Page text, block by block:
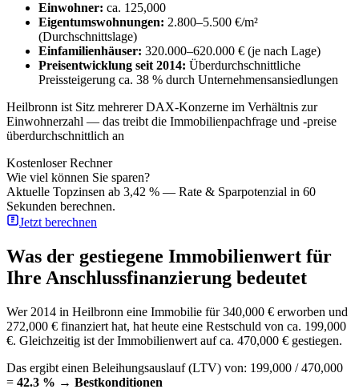
Einwohner: ca. 125,000
Eigentumswohnungen: 2.800–5.500 €/m²
(Durchschnittslage)
Einfamilienhäuser: 320.000–620.000 € (je nach Lage)
Preisentwicklung seit 2014: Überdurchschnittliche
Preissteigerung ca. 38 % durch Unternehmensansiedlungen
Heilbronn ist Sitz mehrerer DAX-Konzerne im Verhältnis zur
Einwohnerzahl — das treibt die Immobilienpachfrage und -preise
überdurchschnittlich an
Kostenloser Rechner
Wie viel können Sie sparen?
Aktuelle Topzinsen ab 3,42 % — Rate & Sparpotenzial in 60
Sekunden berechnen.
Jetzt berechnen
Was der gestiegene Immobilienwert für
Ihre Anschlussfinanzierung bedeutet
Wer 2014 in Heilbronn eine Immobilie für 340,000 € erworben und
272,000 € finanziert hat, hat heute eine Restschuld von ca. 199,000
€. Gleichzeitig ist der Immobilienwert auf ca. 470,000 € gestiegen.
Das ergibt einen Beleihungsauslauf (LTV) von: 199,000 / 470,000
= 42.3 % → Bestkonditionen